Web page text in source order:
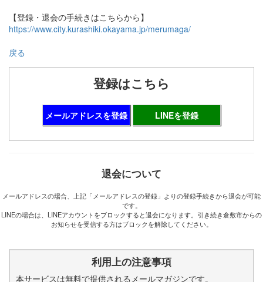
【登録・退会の手続きはこちらから】
https://www.city.kurashiki.okayama.jp/merumaga/
戻る
登録はこちら
メールアドレスを登録 LINEを登録
退会について
メールアドレスの場合、上記「メールアドレスの登録」よりの登録手続きから退会が可能
です。
LINEの場合は、LINEアカウントをブロックすると退会になります。引き続き倉敷市からの
お知らせを受信する方はブロックを解除してください。
利用上の注意事項
本サービスは無料で提供されるメールマガジンです。